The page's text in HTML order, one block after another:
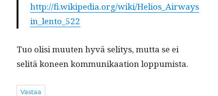
http://fi.wikipedia.org/wiki/Helios_Airways
in_lento_522
Tuo olisi muuten hyvä seli­tys, mut­ta se ei
selitä koneen kom­mu­nikaa­tion loppumista.
Vastaa